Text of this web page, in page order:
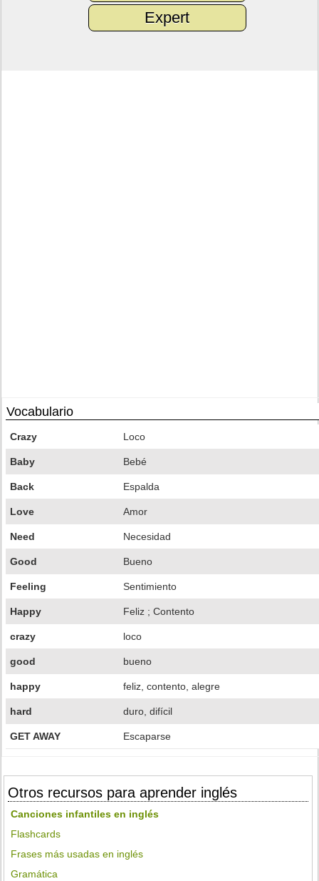
Expert
Vocabulario
Crazy Loco
Baby Bebé
Back Espalda
Love Amor
Need Necesidad
Good Bueno
Feeling Sentimiento
Happy Feliz ; Contento
crazy loco
good bueno
happy feliz, contento, alegre
hard duro, difícil
GET AWAY Escaparse
Otros recursos para aprender inglés
Canciones infantiles en inglés
Flashcards
Frases más usadas en inglés
Gramática